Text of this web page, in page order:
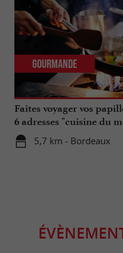
Faites voyager vos
6 adresses "cuisine du
5,7 km - Bordeaux
Gourmande